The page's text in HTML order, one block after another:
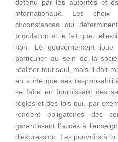
détenu par les autorités et
internationaux. Les choix
circonstances qui
population et le fait que celle-
non. Le gouvernement
particulier au sein de la
réaliser tout seul, mais il doit
en sorte que ses
se faire en fournissant des
règles et des lois qui, par
rendent obligatoires des
garantissent l’accès à
d’expression. Les pouvoirs à